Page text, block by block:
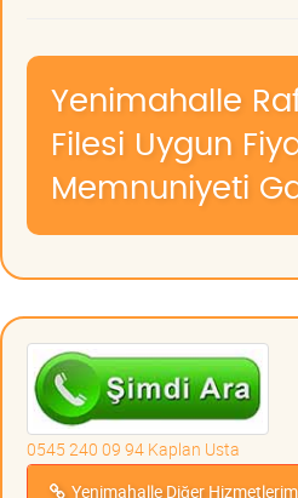
Yenimahalle
Filesi Uygun
Memnuniyeti
0545 240 09 94 Kaplan Usta
Yenimahalle Diğer